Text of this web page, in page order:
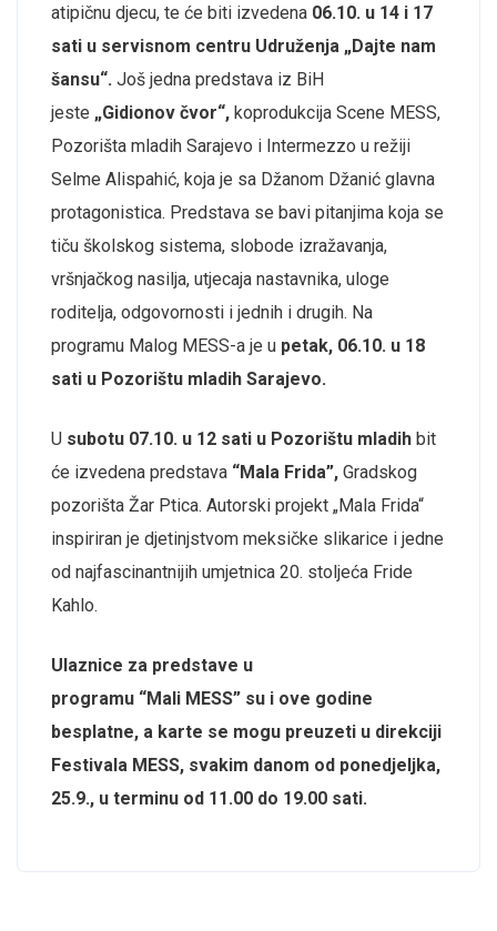
atipičnu djecu, te će biti izvedena 06.10. u 14 i 17
sati u servisnom centru Udruženja „Dajte nam
šansu“. Još jedna predstava iz BiH
jeste „Gidionov čvor“, koprodukcija Scene MESS,
Pozorišta mladih Sarajevo i Intermezzo u režiji
Selme Alispahić, koja je sa Džanom Džanić glavna
protagonistica. Predstava se bavi pitanjima koja se
tiču školskog sistema, slobode izražavanja,
vršnjačkog nasilja, utjecaja nastavnika, uloge
roditelja, odgovornosti i jednih i drugih. Na
programu Malog MESS-a je u petak, 06.10. u 18
sati u Pozorištu mladih Sarajevo.
U subotu 07.10. u 12 sati u Pozorištu mladih bit
će izvedena predstava “Mala Frida”, Gradskog
pozorišta Žar Ptica. Autorski projekt „Mala Frida“
inspiriran je djetinjstvom meksičke slikarice i jedne
od najfascinantnijih umjetnica 20. stoljeća Fride
Kahlo.
Ulaznice za predstave u
programu “Mali MESS” su i ove godine
besplatne, a karte se mogu preuzeti u direkciji
Festivala MESS, svakim danom od ponedjeljka,
25.9., u terminu od 11.00 do 19.00 sati.